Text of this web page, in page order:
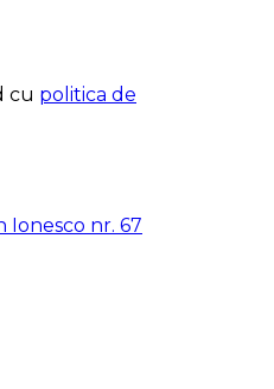
cu politica de
Ionesco nr. 67